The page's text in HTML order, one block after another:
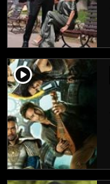
player2